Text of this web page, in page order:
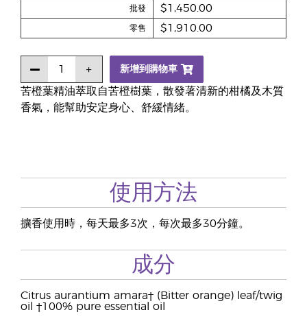
苦橙葉精油萃取自苦橙樹葉，散發著清新的柑橘及木質
香氣，能幫助安定身心、舒緩情緒。
批發 $1,450.00
零售 $1,910.00
新增到購物車
使用方法
擴香使用時，每天最多3次，每次最多30分鐘。
成分
Citrus aurantium amara† (Bitter orange) leaf/twig
oil †100% pure essential oil